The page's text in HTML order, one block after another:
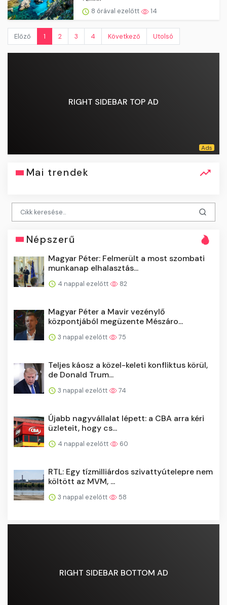
8 órával ezelőtt 14
Előző 1 2 3 4 Következő Utolsó
RIGHT SIDEBAR TOP AD
Mai trendek
Népszerű
Magyar Péter: Felmerült a most szombati
munkanap elhalasztás...
4 nappal ezelőtt 82
Magyar Péter a Mavir vezénylő
központjából megüzente Mészáro...
3 nappal ezelőtt 75
Teljes káosz a közel-keleti konfliktus körül,
de Donald Trum...
3 nappal ezelőtt 74
Újabb nagyvállalat lépett: a CBA arra kéri
üzleteit, hogy cs...
4 nappal ezelőtt 60
RTL: Egy tízmilliárdos szivattyútelepre nem
költött az MVM, ...
3 nappal ezelőtt 58
RIGHT SIDEBAR BOTTOM AD